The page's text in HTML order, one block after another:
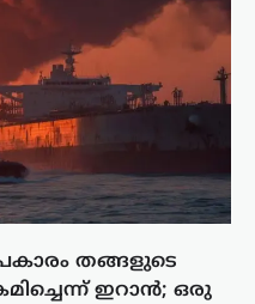
തങ്ങളുടെ
ഇറാൻ; ഒരു